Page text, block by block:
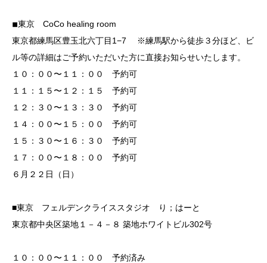
◾︎東京 CoCo healing room
東京都練馬区豊玉北六丁目1−7 ※練馬駅から徒歩３分ほど、ビ
ル等の詳細はご予約いただいた方に直接お知らせいたします。
１０：００〜１１：００ 予約可
１１：１５〜１２：１５ 予約可
１２：３０〜１３：３０ 予約可
１４：００〜１５：００ 予約可
１５：３０〜１６：３０ 予約可
１７：００〜１８：００ 予約可
６月２２日（日）
■東京 フェルデンクライススタジオ り；はーと
東京都中央区築地１－４－８ 築地ホワイトビル302号
１０：００〜１１：００ 予約済み